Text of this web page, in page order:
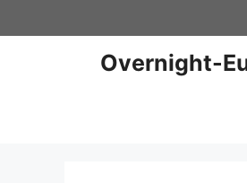
Inhalt
Overnight-